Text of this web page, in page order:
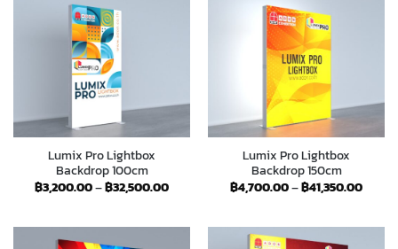
Lumix Pro Lightbox
Backdrop 100cm
฿3,200.00–฿32,500.00Price
฿32,500.00
Lumix Pro Lightbox
Backdrop 150cm
฿4,700.00–฿41,350.00Price
฿